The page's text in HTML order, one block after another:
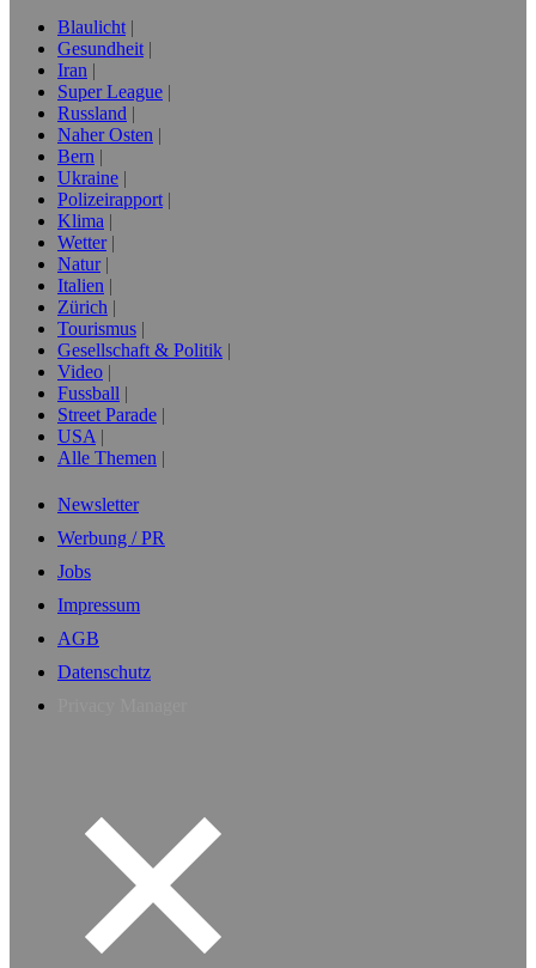
Blaulicht
Gesundheit
Iran
Super League
Russland
Naher Osten
Bern
Ukraine
Polizeirapport
Klima
Wetter
Natur
Italien
Zürich
Tourismus
Gesellschaft & Politik
Video
Fussball
Street Parade
USA
Alle Themen
Newsletter
Werbung / PR
Jobs
Impressum
AGB
Datenschutz